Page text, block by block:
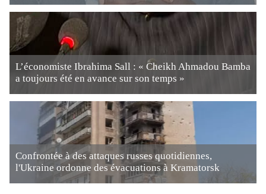
L’économiste Ibrahima Sall : « Cheikh Ahmadou Bamba
a toujours été en avance sur son temps »
Confrontée à des attaques russes quotidiennes,
l'Ukraine ordonne des évacuations à Kramatorsk